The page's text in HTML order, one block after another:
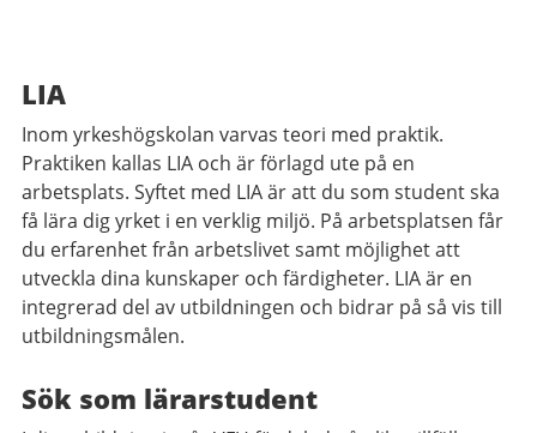
LIA
Inom yrkeshögskolan varvas teori med praktik.
Praktiken kallas LIA och är förlagd ute på en
arbetsplats. Syftet med LIA är att du som student ska
få lära dig yrket i en verklig miljö. På arbetsplatsen får
du erfarenhet från arbetslivet samt möjlighet att
utveckla dina kunskaper och färdigheter. LIA är en
integrerad del av utbildningen och bidrar på så vis till
utbildningsmålen.
Sök som lärarstudent